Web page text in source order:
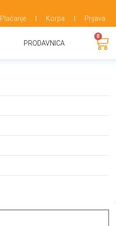
Plaćanje
Korpa Prijava
PRODAVNICA
0